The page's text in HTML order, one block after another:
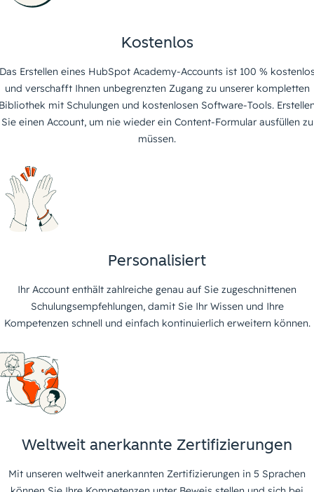
Kostenlos
Erstellen eines HubSpot Academy-Accounts ist 100 %
und verschafft Ihnen unbegrenzten Zugang zu unserer kompletten
mit Schulungen und kostenlosen Software-Tools.
Sie einen Account, um nie wieder ein Content-Formular ausfüllen zu
müssen.
Personalisiert
Ihr Account enthält zahlreiche genau auf Sie zugeschnittenen
Schulungsempfehlungen, damit Sie Ihr Wissen und Ihre
Kompetenzen schnell und einfach kontinuierlich erweitern können.
Weltweit anerkannte Zertifizierungen
Mit unseren weltweit anerkannten Zertifizierungen in 5 Sprachen